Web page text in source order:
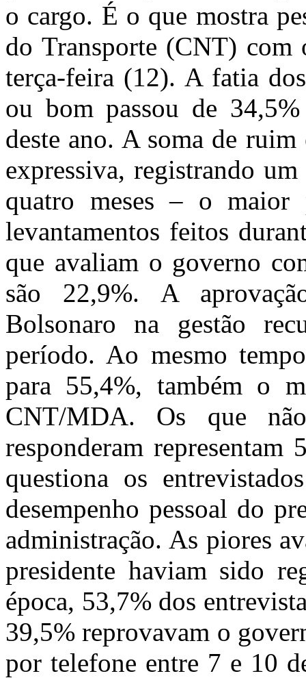
o cargo. É o que mostra
do Transporte (CNT)
terça-feira (12). A fatia
ou bom passou de
deste ano. A soma de
expressiva, registrando
quatro meses – o maior
levantamentos feitos
que avaliam o governo
são 22,9%. A
Bolsonaro na gestão
período. Ao mesmo
para 55,4%, também o
CNT/MDA. Os que
responderam
questiona os
desempenho pessoal do
administração. As piores
presidente haviam sido
época, 53,7% dos
39,5% reprovavam o
por telefone entre 7 e 10